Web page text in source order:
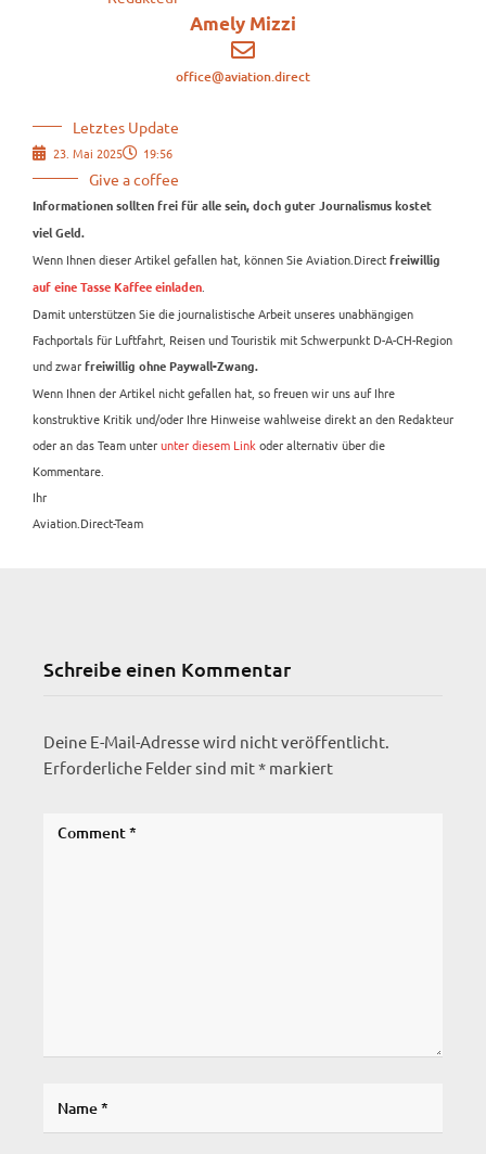
Amely Mizzi
office@aviation.direct
Letztes Update
23. Mai 2025 19:56
Give a coffee
Informationen sollten frei für alle sein, doch guter Journalismus kostet
viel Geld.
Wenn Ihnen dieser Artikel gefallen hat, können Sie Aviation.Direct freiwillig
auf eine Tasse Kaffee einladen
Damit unterstützen Sie die journalistische Arbeit unseres unabhängigen
Fachportals für Luftfahrt, Reisen und Touristik mit Schwerpunkt D-A-CH-Region
und zwar freiwillig ohne Paywall-Zwang.
Wenn Ihnen der Artikel nicht gefallen hat, so freuen wir uns auf Ihre
konstruktive Kritik und/oder Ihre Hinweise wahlweise direkt an den Redakteur
oder an das Team unterunter diesem Link oder alternativ über die
Kommentare.
Ihr
Aviation.Direct-Team
Schreibe einen Kommentar
Deine E-Mail-Adresse wird nicht veröffentlicht.
Erforderliche Felder sind mit* markiert